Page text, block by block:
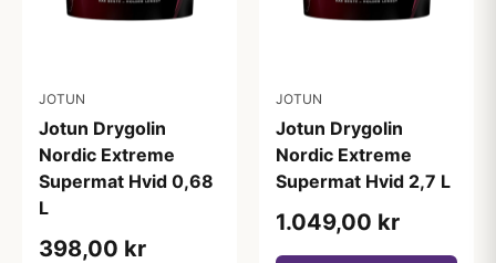
JOTUN
Jotun Drygolin
Nordic Extreme
Supermat Hvid 0,68
L
398,00 kr
JOTUN
Jotun Drygolin
Nordic Extreme
Supermat Hvid 2,7 L
1.049,00 kr